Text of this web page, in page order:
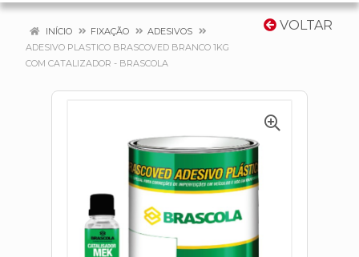
VOLTAR
INÍCIO FIXAÇÃO
ADESIVOS
ADESIVO PLASTICO BRASCOVED BRANCO 1KG
COM CATALIZADOR - BRASCOLA